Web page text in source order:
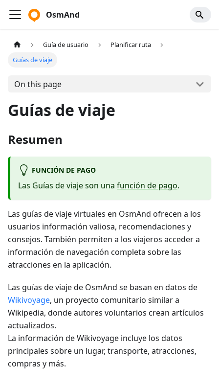
OsmAnd
Guía de usuario
Planificar ruta
Guías de viaje
On this page
Guías de viaje
Resumen
FUNCIÓN DE PAGO
Las Guías de viaje son una función de pago.
Las guías de viaje virtuales en OsmAnd ofrecen a los
usuarios información valiosa, recomendaciones y
consejos. También permiten a los viajeros acceder a
información de navegación completa sobre las
atracciones en la aplicación.
Las guías de viaje de OsmAnd se basan en datos de
Wikivoyage, un proyecto comunitario similar a
Wikipedia, donde autores voluntarios crean artículos
actualizados.
La información de Wikivoyage incluye los datos
principales sobre un lugar, transporte, atracciones,
compras y más.